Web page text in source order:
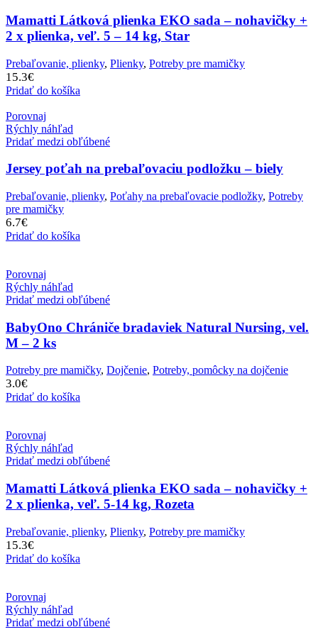
Mamatti Látková plienka EKO sada – nohavičky +
2 x plienka, veľ. 5 – 14 kg, Star
Prebaľovanie, plienky, Plienky, Potreby pre mamičky
15.3€
Pridať do košíka
Porovnaj
Rýchly náhľad
Pridať medzi obľúbené
Jersey poťah na prebaľovaciu podložku – biely
Prebaľovanie, plienky, Poťahy na prebaľovacie podložky, Potreby
pre mamičky
6.7€
Pridať do košíka
Porovnaj
Rýchly náhľad
Pridať medzi obľúbené
BabyOno Chrániče bradaviek Natural Nursing, vel.
M – 2 ks
Potreby pre mamičky, Dojčenie, Potreby, pomôcky na dojčenie
3.0€
Pridať do košíka
Porovnaj
Rýchly náhľad
Pridať medzi obľúbené
Mamatti Látková plienka EKO sada – nohavičky +
2 x plienka, veľ. 5-14 kg, Rozeta
Prebaľovanie, plienky, Plienky, Potreby pre mamičky
15.3€
Pridať do košíka
Porovnaj
Rýchly náhľad
Pridať medzi obľúbené